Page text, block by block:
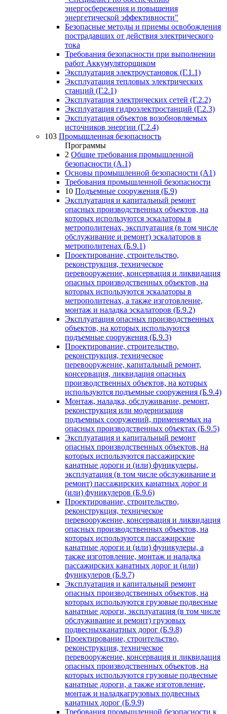
энергосбережения и повышения
энергетической эффективности"
Безопасные методы и приемы освобождения
пострадавших от действия электрического
тока
Требования безопасности при выполнении
работ Аккумуляторщиком
Эксплуатация электроустановок (Г.1.1)
Эксплуатация тепловых электрических
станций (Г.2.1)
Эксплуатация электрических сетей (Г.2.2)
Эксплуатация гидроэлектростанций (Г.2.3)
Эксплуатация объектов возобновляемых
источников энергии (Г.2.4)
103 Промышленная безопасность
Программы
2 Общие требования промышленной
безопасности (А.1)
Основы промышленной безопасности (А1)
Требования промышленной безопасности
10 Подъемные сооружения (Б.9)
Эксплуатация и капитальный ремонт
опасных производственных объектов, на
которых используются эскалаторы в
метрополитенах, эксплуатация (в том числе
обслуживание и ремонт) эскалаторов в
метрополитенах (Б.9.1)
Проектирование, строительство,
реконструкция, техническое
перевооружение, консервация и ликвидация
опасных производственных объектов, на
которых используются эскалаторы в
метрополитенах, а также изготовление,
монтаж и наладка эскалаторов (Б.9.2)
Эксплуатация опасных производственных
объектов, на которых используются
подъемные сооружения (Б.9.3)
Проектирование, строительство,
реконструкция, техническое
перевооружение, капитальный ремонт,
консервация, ликвидация опасных
производственных объектов, на которых
используются подъемные сооружения (Б.9.4)
Монтаж, наладка, обслуживание, ремонт,
реконструкция или модернизация
подъемных сооружений, применяемых на
опасных производственных объектах (Б.9.5)
Эксплуатация и капитальный ремонт
опасных производственных объектов, на
которых используются пассажирские
канатные дороги и (или) фуникулеры,
эксплуатация (в том числе обслуживание и
ремонт) пассажирских канатных дорог и
(или) фуникулеров (Б.9.6)
Проектирование, строительство,
реконструкция, техническое
перевооружение, консервация и ликвидация
опасных производственных объектов, на
которых используются пассажирские
канатные дороги и (или) фуникулеры, а
также изготовление, монтаж и наладка
пассажирских канатных дорог и (или)
фуникулеров (Б.9.7)
Эксплуатация и капитальный ремонт
опасных производственных объектов, на
которых используются грузовые подвесные
канатные дороги, эксплуатация (в том числе
обслуживание и ремонт) грузовых
подвесныхканатных дорог (Б.9.8)
Проектирование, строительство,
реконструкция, техническое
перевооружение, консервация и ликвидация
опасных производственных объектов, на
которых используются грузовые подвесные
канатные дороги, а также изготовление,
монтаж и наладкагрузовых подвесных
канатных дорог (Б.9.9)
Требования промышленной безопасности к